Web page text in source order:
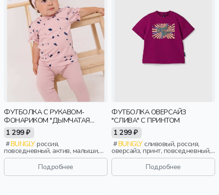
ФУТБОЛКА С РУКАВОМ-
ФОНАРИКОМ "ДЫМЧАТАЯ
РОЗА" 0+
1 299 ₽
BUNGLYроссия,
повседневный, актив, малыши,
дети
Подробнее
ФУТБОЛКА ОВЕРСАЙЗ
"СЛИВА" С ПРИНТОМ
1 299 ₽
BUNGLYсливовый, россия,
оверсайз, принт, повседневный,
девочки, малыши, дошкольники,
Подробнее